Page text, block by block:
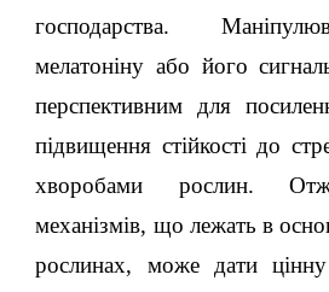
господарства.
мелатоніну або його
перспективним для
підвищення стійкості до
хворобами рослин.
механізмів, що лежать в
рослинах, може дати